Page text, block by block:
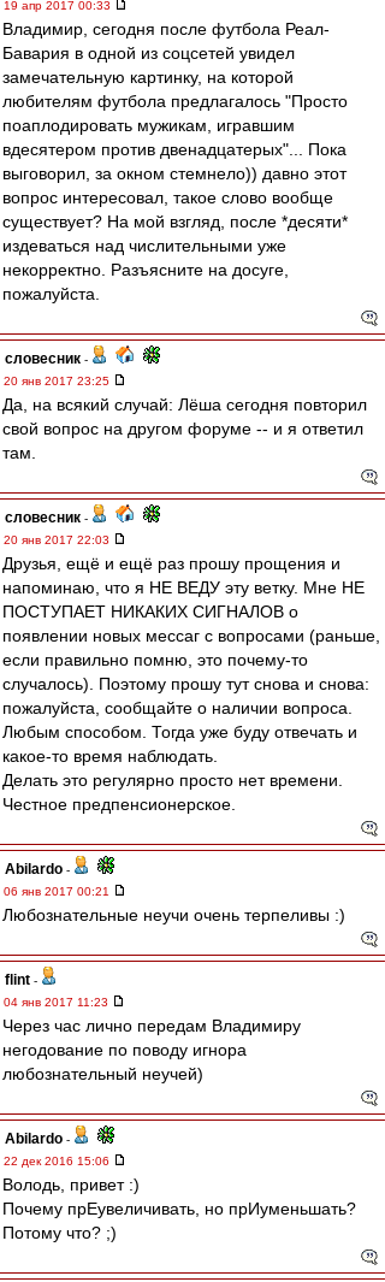
19 апр 2017 00:33
Владимир, сегодня после футбола Реал-
Бавария в одной из соцсетей увидел
замечательную картинку, на которой
любителям футбола предлагалось "Просто
поаплодировать мужикам, игравшим
вдесятером против двенадцатерых"... Пока
выговорил, за окном стемнело)) давно этот
вопрос интересовал, такое слово вообще
существует? На мой взгляд, после *десяти*
издеваться над числительными уже
некорректно. Разъясните на досуге,
пожалуйста.
словесник -
20 янв 2017 23:25
Да, на всякий случай: Лёша сегодня повторил
свой вопрос на другом форуме -- и я ответил
там.
словесник -
20 янв 2017 22:03
Друзья, ещё и ещё раз прошу прощения и
напоминаю, что я НЕ ВЕДУ эту ветку. Мне НЕ
ПОСТУПАЕТ НИКАКИХ СИГНАЛОВ о
появлении новых мессаг с вопросами (раньше,
если правильно помню, это почему-то
случалось). Поэтому прошу тут снова и снова:
пожалуйста, сообщайте о наличии вопроса.
Любым способом. Тогда уже буду отвечать и
какое-то время наблюдать.
Делать это регулярно просто нет времени.
Честное предпенсионерское.
Abilardo -
06 янв 2017 00:21
Любознательные неучи очень терпеливы :)
flint -
04 янв 2017 11:23
Через час лично передам Владимиру
негодование по поводу игнора
любознательный неучей)
Abilardo -
22 дек 2016 15:06
Володь, привет :)
Почему прЕувеличивать, но прИуменьшать?
Потому что? ;)